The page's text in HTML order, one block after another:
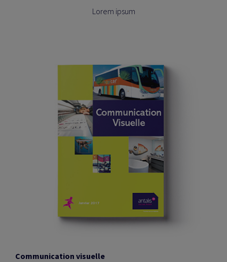
Lorem ipsum
Communication visuelle